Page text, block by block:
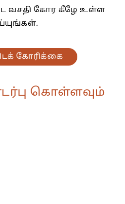
வசதி கோர கீழே உள்ள
கோரிக்கை
கொள்ளவும்